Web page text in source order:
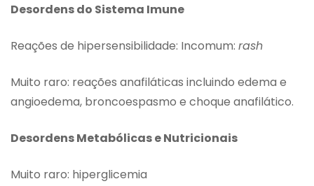
Desordens do Sistema Imune
Reações de hipersensibilidade: Incomum: rash
Muito raro: reações anafiláticas incluindo edema e
angioedema, broncoespasmo e choque anafilático.
Desordens Metabólicas e Nutricionais
Muito raro: hiperglicemia